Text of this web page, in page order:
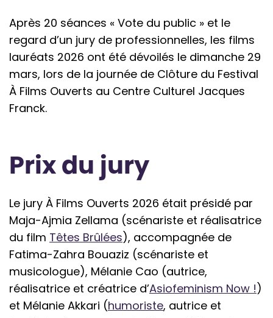
Après 20 séances « Vote du public » et le
regard d’un jury de professionnelles, les films
lauréats 2026 ont été dévoilés le dimanche 29
mars, lors de la journée de Clôture du Festival
À Films Ouverts au Centre Culturel Jacques
Franck.
Prix du jury
Le jury À Films Ouverts 2026 était présidé par
Maja-Ajmia Zellama (scénariste et réalisatrice
du film Têtes Brûlées), accompagnée de
Fatima-Zahra Bouaziz (scénariste et
musicologue), Mélanie Cao (autrice,
réalisatrice et créatrice d’Asiofeminism Now !)
et Mélanie Akkari (humoriste, autrice et